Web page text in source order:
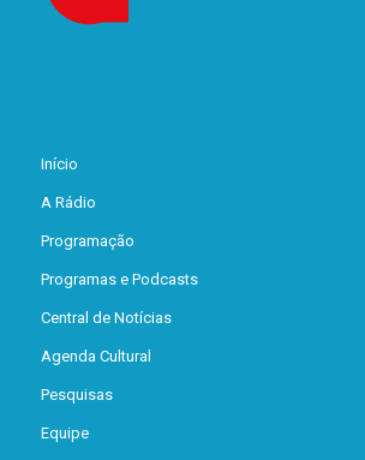
Início
A Rádio
Programação
Programas e Podcasts
Central de Notícias
Agenda Cultural
Pesquisas
Equipe